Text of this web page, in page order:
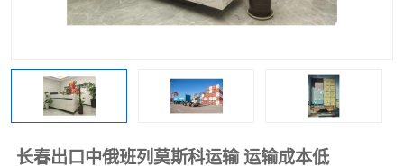
长春出口中俄班列莫斯科运输 运输成本低